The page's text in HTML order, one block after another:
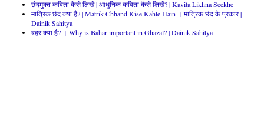
छंदमुक्त कविता कैसे लिखें | आधुनिक कविता कैसे लिखें? | Kavita Likhna Seekhe
मात्रिक छंद क्या है? | Matrik Chhand Kise Kahte Hain । मात्रिक छंद के प्रकार |
Dainik Sahitya
बहर क्या है? । Why is Bahar important in Ghazal? | Dainik Sahitya